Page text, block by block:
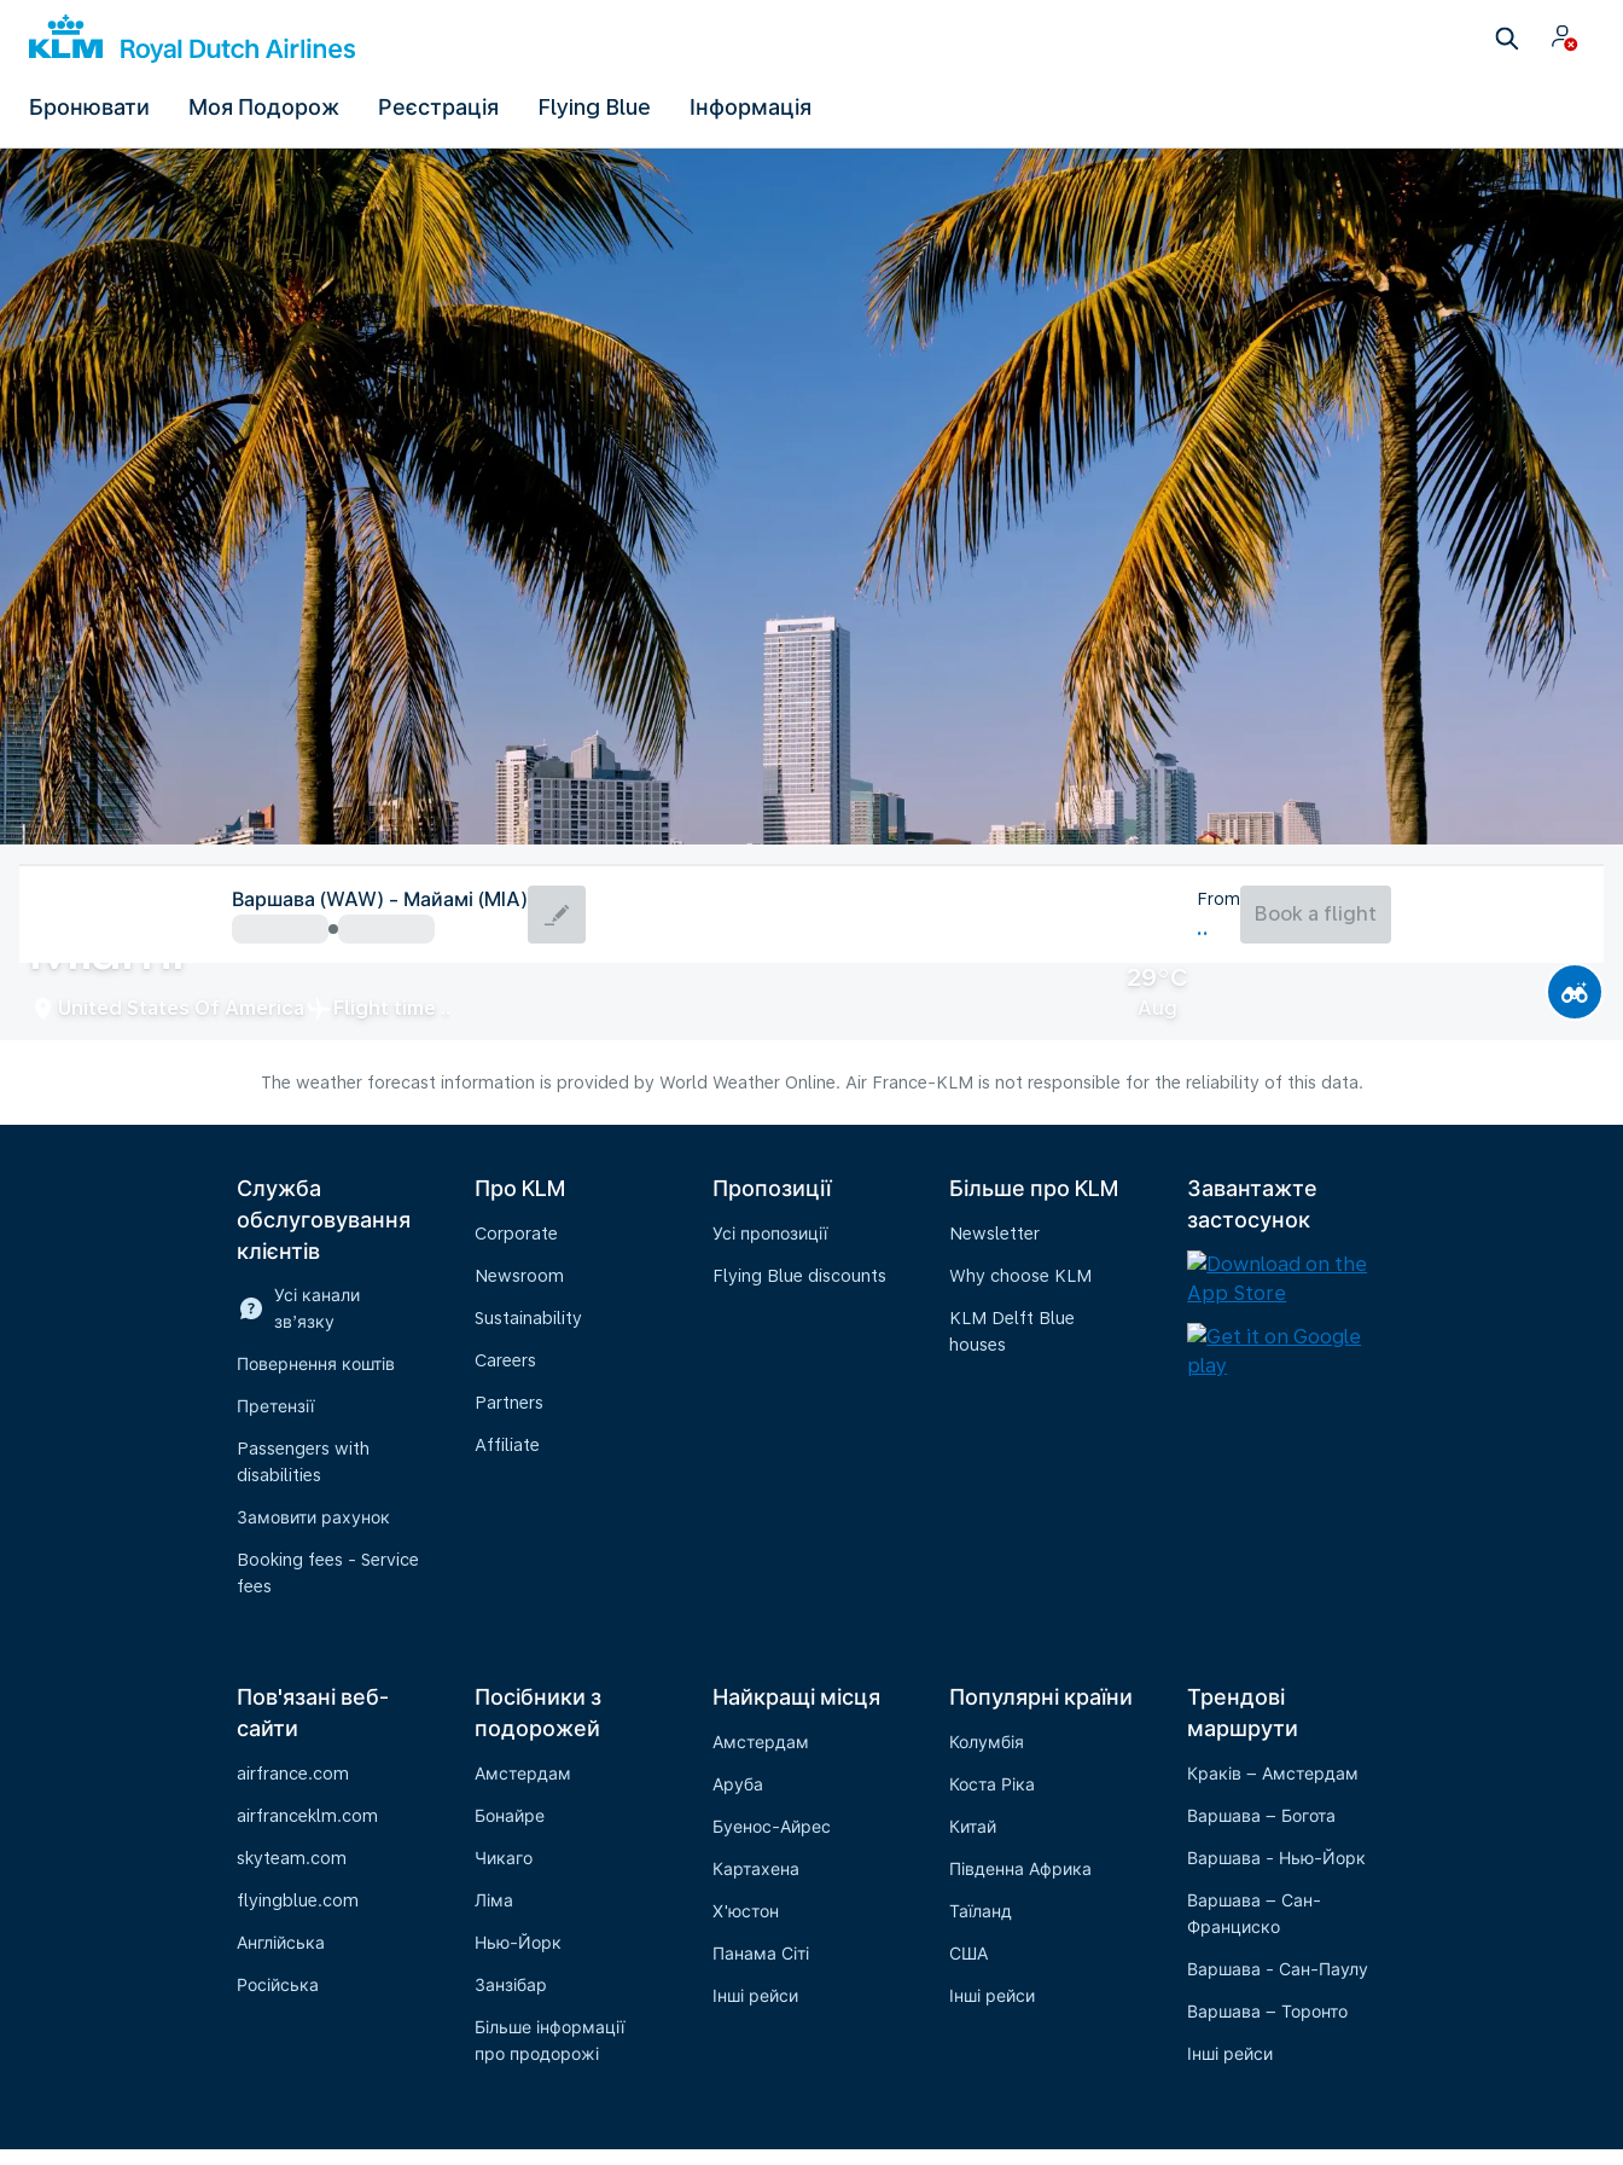
Бронювати Моя Подорож Реєстрація Flying Blue Інформація
United States Of America
Miami
United States Of America Flight time
29°C
Aug
Варшава (WAW) - Майамі (MIA) From
Book a flight
The weather forecast information is provided by World Weather Online. Air France-KLM is not responsible for the reliability of this data.
Служба
обслуговування
клієнтів
Усі канали
зв’язку
Повернення коштів
Претензії
Passengers with
disabilities
Замовити рахунок
Booking fees - Service
fees
Про KLM
Corporate
Newsroom
Sustainability
Careers
Partners
Affiliate
Пропозиції
Усі пропозиції
Flying Blue discounts
Більше про KLM
Newsletter
Why choose KLM
KLM Delft Blue
houses
Завантажте
застосунок
Пов'язані веб-
сайти
airfrance.com
airfranceklm.com
skyteam.com
flyingblue.com
Англійська
Російська
Посібники з
подорожей
Амстердам
Бонайре
Чикаго
Ліма
Нью-Йорк
Занзібар
Більше інформації
про продорожі
Найкращі місця
Амстердам
Аруба
Буенос-Айрес
Картахена
Х'юстон
Панама Сіті
Інші рейси
Популярні країни
Колумбія
Коста Ріка
Китай
Південна Африка
Таїланд
США
Інші рейси
Трендові
маршрути
Краків – Амстердам
Варшава – Богота
Варшава - Нью-Йорк
Варшава – Сан-
Франциско
Варшава - Сан-Паулу
Варшава – Торонто
Інші рейси